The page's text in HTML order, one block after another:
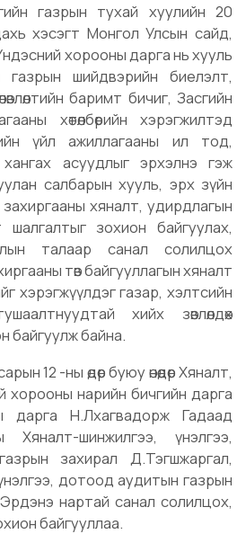
газрын тухай хуулийн 20
хэсэгт Монгол Улсын сайд,
хорооны дарга нь хууль
газрын шийдвэрийн биелэлт,
баримт бичиг, Засгийн
хөтөлбөрийн хэрэгжилтэд
үйл ажиллагааны ил тод,
асуудлыг эрхэлнэ гэж
салбарын хууль, эрх зүйн
хяналт, удирдлагын
зохион байгуулах,
талаар санал солилцох
төв байгууллагын хяналт
хэрэгжүүлдэг газар, хэлтсийн
хийх зөвлөлдөх
байгуулж байна.
12 -ны өдөр буюу өнөөдөр Хяналт,
хорооны нарийн бичгийн дарга
дарга Н.Лхагвадорж Гадаад
шинжилгээ, үнэлгээ,
захирал Д.Тэгшжаргал,
дотоод аудитын газрын
нартай санал солилцох,
байгууллаа.